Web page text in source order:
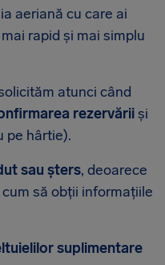
aeriană cu care ai
rapid și mai simplu
atunci când
rezervăriiși
pe hârtie).
sau șters, deoarece
să obții informațiile
suplimentare